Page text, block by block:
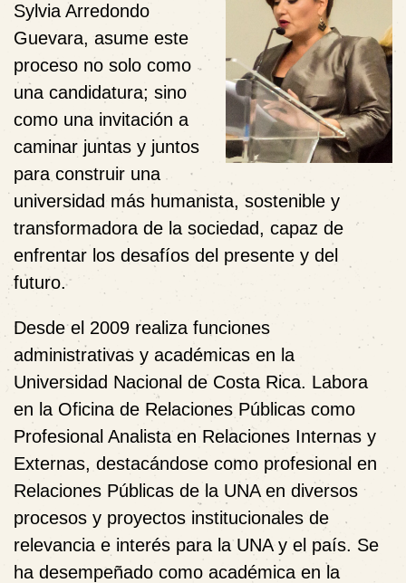
Sylvia Arredondo
Guevara, asume este
proceso no solo como
una candidatura; sino
como una invitación a
caminar juntas y juntos
para construir una
universidad más humanista, sostenible y
transformadora de la sociedad, capaz de
enfrentar los desafíos del presente y del
futuro.
Desde el 2009 realiza funciones
administrativas y académicas en la
Universidad Nacional de Costa Rica. Labora
en la Oficina de Relaciones Públicas como
Profesional Analista en Relaciones Internas y
Externas, destacándose como profesional en
Relaciones Públicas de la UNA en diversos
procesos y proyectos institucionales de
relevancia e interés para la UNA y el país. Se
ha desempeñado como académica en la